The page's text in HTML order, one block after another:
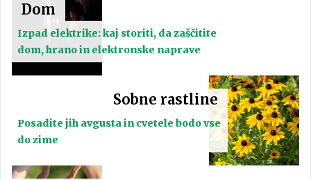
Dom
Izpad elektrike: kaj storiti, da zaščitite
dom, hrano in elektronske naprave
Sobne rastline
Posadite jih avgusta in cvetele bodo vse
do zime